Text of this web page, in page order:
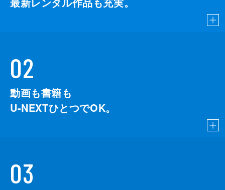
02
動画も書籍も
U-NEXTひとつでOK。
03